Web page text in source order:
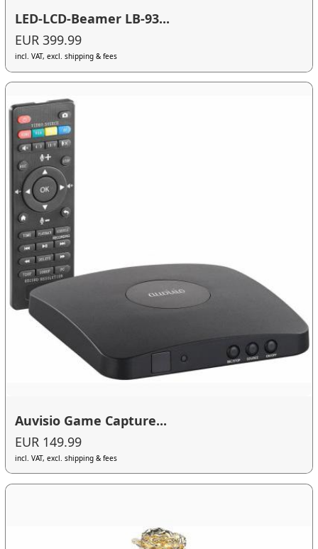
LED-LCD-Beamer LB-93...
EUR 399.99
incl. VAT, excl. shipping & fees
Auvisio Game Capture...
EUR 149.99
incl. VAT, excl. shipping & fees